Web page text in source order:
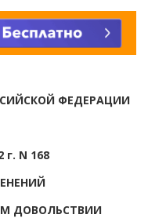
ФЕДЕРАЦИИ
г. N 168
ДОВОЛЬСТВИИ